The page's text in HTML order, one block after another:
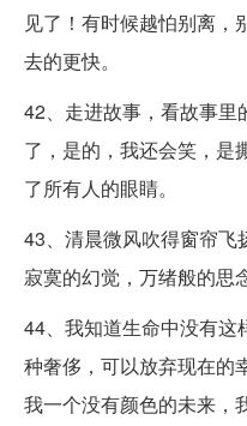
见了！有时候越怕别离，
去的更快。
42、走进故事，看故事里
了，是的，我还会笑，是
了所有人的眼睛。
43、清晨微风吹得窗帘飞
寂寞的幻觉，万绪般的思
44、我知道生命中没有这
种奢侈，可以放弃现在的
我一个没有颜色的未来，